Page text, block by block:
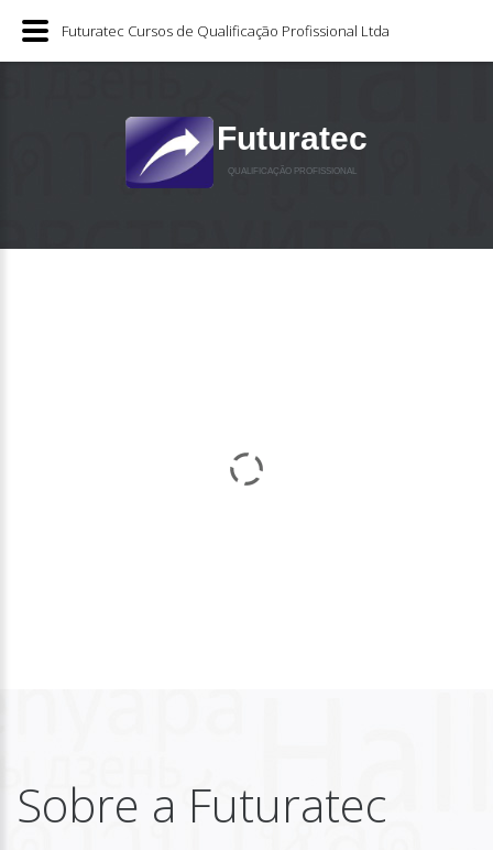
Futuratec
QUALIFICAÇÃO PROFISSIONAL
Sobre a Futuratec
Futuratec Cursos de Qualificação Profissional Ltda